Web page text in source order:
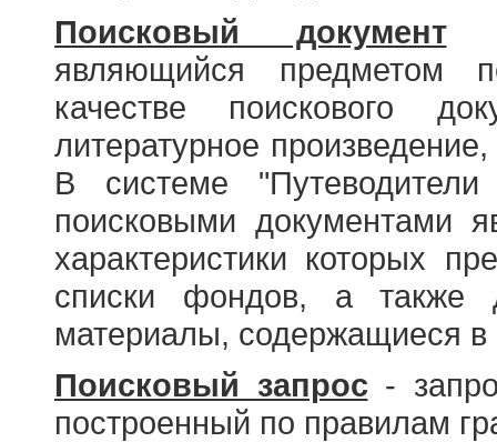
Поисковый документ-
являющийся предметом
качестве поискового
литературное
В системе
поисковыми документами
характеристики которых
списки фондов, а также
материалы, содержащиеся в
Поисковый запрос-
построенный по правилам